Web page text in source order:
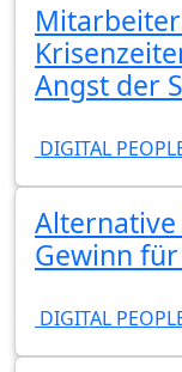
Angst der
DIGITAL
Gewinn
DIGITAL